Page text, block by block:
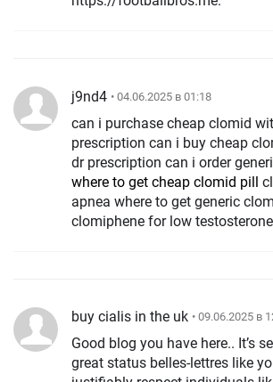
j9nd4 • 04.06.2025 в 01:18
can i purchase cheap clomid
prescription can i buy cheap
dr prescription can i order
where to get cheap clomid pill
apnea where to get generic
clomiphene for low testosterone
buy cialis in the uk • 09.06.2025 в
Good blog you have here.. It’s
great status belles-lettres like